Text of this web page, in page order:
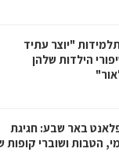
"יוצר עתיד
הילדות שלהן
באר שבע: חגיגת
הטבות ושוברי קופות